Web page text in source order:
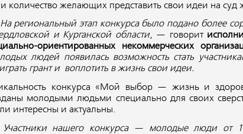
количество желающих представить свои идеи на суд
На региональный этап конкурса было подано более
и Курганской области, — говорит
ориентированных некоммерческих
людей появилась возможность стать
грант и воплотить в жизнь свои идеи.
конкурса «Мой выбор — жизнь и
молодыми людьми специально для своих
интересны и актуальны.
Участники нашего конкурса — молодые люди от